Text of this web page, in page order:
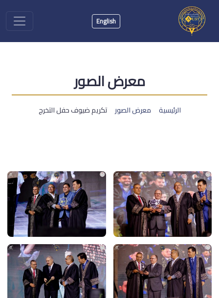
English
معرض الصور
الرئيسية معرض الصور تكريم ضيوف حفل التخرج